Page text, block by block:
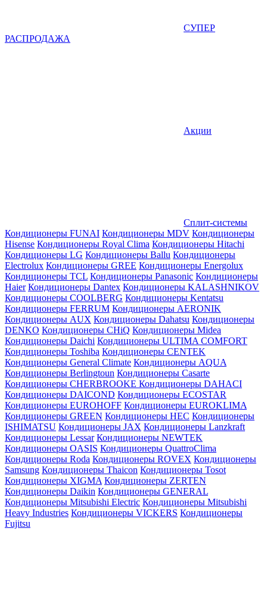
СУПЕР
РАСПРОДАЖА
Акции
Сплит-системы
Кондиционеры FUNAI Кондиционеры MDV Кондиционеры
Hisense Кондиционеры Royal Clima Кондиционеры Hitachi
Кондиционеры LG Кондиционеры Ballu Кондиционеры
Electrolux Кондиционеры GREE Кондиционеры Energolux
Кондиционеры TCL Кондиционеры Panasonic Кондиционеры
Haier Кондиционеры Dantex Кондиционеры KALASHNIKOV
Кондиционеры СOOLBERG Кондиционеры Kentatsu
Кондиционеры FERRUM Кондиционеры AERONIK
Кондиционеры AUX Кондиционеры Dahatsu Кондиционеры
DENKO Кондиционеры CHiQ Кондиционеры Midea
Кондиционеры Daichi Кондиционеры ULTIMA COMFORT
Кондиционеры Toshiba Кондиционеры CENTEK
Кондиционеры General Climate Кондиционеры AQUA
Кондиционеры Berlingtoun Кондиционеры Casarte
Кондиционеры CHERBROOKE Кондиционеры DAHACI
Кондиционеры DAICOND Кондиционеры ECOSTAR
Кондиционеры EUROHOFF Кондиционеры EUROKLIMA
Кондиционеры GREEN Кондиционеры HEC Кондиционеры
ISHIMATSU Кондиционеры JAX Кондиционеры Lanzkraft
Кондиционеры Lessar Кондиционеры NEWTEK
Кондиционеры OASIS Кондиционеры QuattroClima
Кондиционеры Roda Кондиционеры ROVEX Кондиционеры
Samsung Кондиционеры Thaicon Кондиционеры Tosot
Кондиционеры XIGMA Кондиционеры ZERTEN
Кондиционеры Daikin Кондиционеры GENERAL
Кондиционеры Mitsubishi Electric Кондиционеры Mitsubishi
Heavy Industries Кондиционеры VICKERS Кондиционеры
Fujitsu